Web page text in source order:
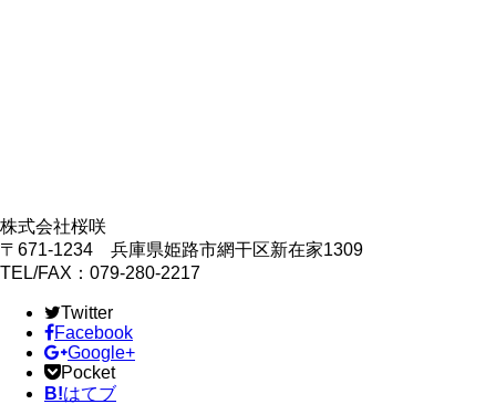
株式会社桜咲
〒671-1234 兵庫県姫路市網干区新在家1309
TEL/FAX：079-280-2217
Twitter
Facebook
Google+
Pocket
B!はてブ